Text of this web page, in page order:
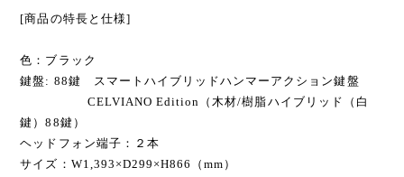
[商品の特長と仕様]
色：ブラック
鍵盤: 88鍵 スマートハイブリッドハンマーアクション鍵盤
CELVIANO Edition（木材/樹脂ハイブリッド（白
鍵）88鍵）
ヘッドフォン端子：２本
サイズ：W1,393×D299×H866（mm）